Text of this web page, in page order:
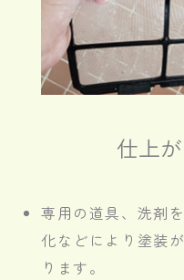
仕上
専用の道具、洗剤
化などにより塗装
ります。